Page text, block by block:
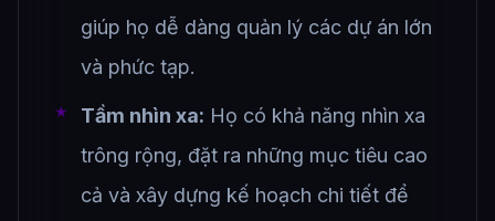
giúp họ dễ dàng quản lý các dự án lớn
và phức tạp.
Tầm nhìn xa: Họ có khả năng nhìn xa
trông rộng, đặt ra những mục tiêu cao
cả và xây dựng kế hoạch chi tiết để